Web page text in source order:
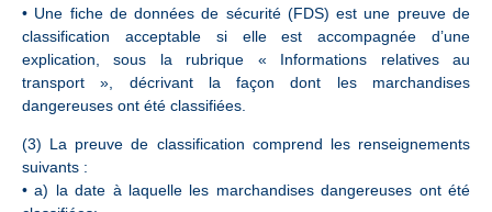
• Une fiche de données de sécurité (FDS) est une preuve de
classification acceptable si elle est accompagnée d’une
explication, sous la rubrique « Informations relatives au
transport », décrivant la façon dont les marchandises
dangereuses ont été classifiées.
(3) La preuve de classification comprend les renseignements
suivants :
• a) la date à laquelle les marchandises dangereuses ont été